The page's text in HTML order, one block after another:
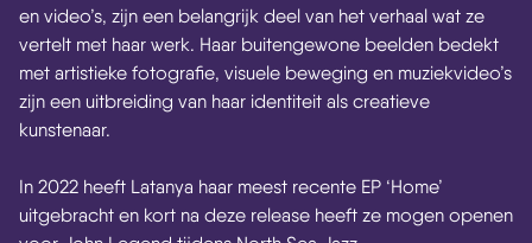
en video’s, zijn een belangrijk deel van het verhaal wat ze
vertelt met haar werk. Haar buitengewone beelden bedekt
met artistieke fotografie, visuele beweging en muziekvideo’s
zijn een uitbreiding van haar identiteit als creatieve
kunstenaar.
In 2022 heeft Latanya haar meest recente EP ‘Home’
uitgebracht en kort na deze release heeft ze mogen openen